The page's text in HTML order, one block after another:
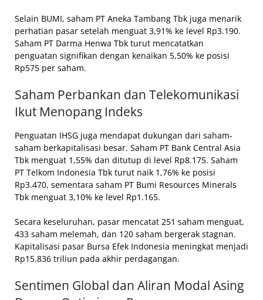
Selain BUMI, saham PT Aneka Tambang Tbk juga menarik
perhatian pasar setelah menguat 3,91% ke level Rp3.190.
Saham PT Darma Henwa Tbk turut mencatatkan
penguatan signifikan dengan kenaikan 5,50% ke posisi
Rp575 per saham.
Saham Perbankan dan Telekomunikasi
Ikut Menopang Indeks
Penguatan IHSG juga mendapat dukungan dari saham-
saham berkapitalisasi besar. Saham PT Bank Central Asia
Tbk menguat 1,55% dan ditutup di level Rp8.175. Saham
PT Telkom Indonesia Tbk turut naik 1,76% ke posisi
Rp3.470, sementara saham PT Bumi Resources Minerals
Tbk menguat 3,10% ke level Rp1.165.
Secara keseluruhan, pasar mencatat 251 saham menguat,
433 saham melemah, dan 120 saham bergerak stagnan.
Kapitalisasi pasar Bursa Efek Indonesia meningkat menjadi
Rp15.836 triliun pada akhir perdagangan.
Sentimen Global dan Aliran Modal Asing